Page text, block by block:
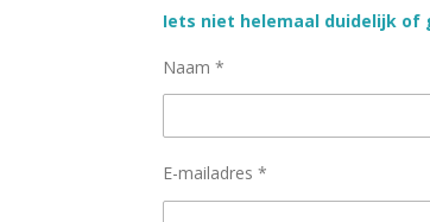
Iets niet helemaal duidelijk of
Naam *
E-mailadres *